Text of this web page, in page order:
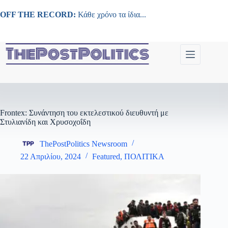
στο
OFF THE RECORD: Κάθε χρόνο τα ίδια...
Frontex: Συνάντηση του εκτελεστικού διευθυντή με
Στυλιανίδη και Χρυσοχοΐδη
ThePostPolitics Newsroom
22 Απριλίου, 2024
Featured, ΠΟΛΙΤΙΚΑ